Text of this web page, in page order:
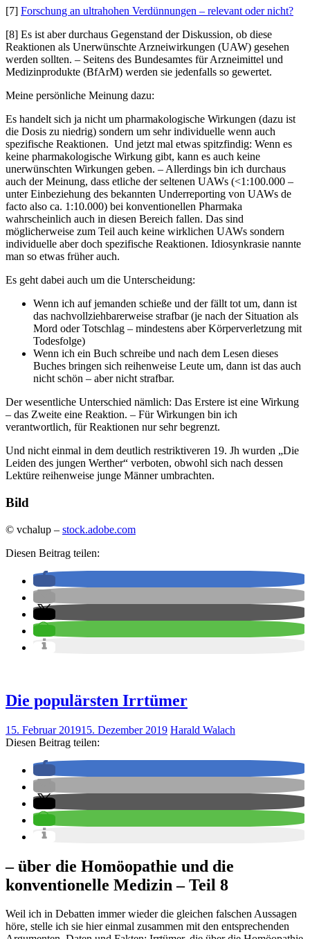
[7] Forschung an ultrahohen Verdünnungen – relevant oder nicht?
[8] Es ist aber durchaus Gegenstand der Diskussion, ob diese
Reaktionen als Unerwünschte Arzneiwirkungen (UAW) gesehen
werden sollten. – Seitens des Bundesamtes für Arzneimittel und
Medizinprodukte (BfArM) werden sie jedenfalls so gewertet.
Meine persönliche Meinung dazu:
Es handelt sich ja nicht um pharmakologische Wirkungen (dazu ist
die Dosis zu niedrig) sondern um sehr individuelle wenn auch
spezifische Reaktionen. Und jetzt mal etwas spitzfindig: Wenn es
keine pharmakologische Wirkung gibt, kann es auch keine
unerwünschten Wirkungen geben. – Allerdings bin ich durchaus
auch der Meinung, dass etliche der seltenen UAWs (<1:100.000 –
unter Einbeziehung des bekannten Underreporting von UAWs de
facto also ca. 1:10.000) bei konventionellen Pharmaka
wahrscheinlich auch in diesen Bereich fallen. Das sind
möglicherweise zum Teil auch keine wirklichen UAWs sondern
individuelle aber doch spezifische Reaktionen. Idiosynkrasie nannte
man so etwas früher auch.
Es geht dabei auch um die Unterscheidung:
Wenn ich auf jemanden schieße und der fällt tot um, dann ist
das nachvollziehbarerweise strafbar (je nach der Situation als
Mord oder Totschlag – mindestens aber Körperverletzung mit
Todesfolge)
Wenn ich ein Buch schreibe und nach dem Lesen dieses
Buches bringen sich reihenweise Leute um, dann ist das auch
nicht schön – aber nicht strafbar.
Der wesentliche Unterschied nämlich: Das Erstere ist eine Wirkung
– das Zweite eine Reaktion. – Für Wirkungen bin ich
verantwortlich, für Reaktionen nur sehr begrenzt.
Und nicht einmal in dem deutlich restriktiveren 19. Jh wurden „Die
Leiden des jungen Werther“ verboten, obwohl sich nach dessen
Lektüre reihenweise junge Männer umbrachten.
Bild
© vchalup – stock.adobe.com
Diesen Beitrag teilen:
Die populärsten Irrtümer
15. Februar 201915. Dezember 2019 Harald Walach
Diesen Beitrag teilen:
– über die Homöopathie und die
konventionelle Medizin – Teil 8
Weil ich in Debatten immer wieder die gleichen falschen Aussagen
höre, stelle ich sie hier einmal zusammen mit den entsprechenden